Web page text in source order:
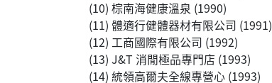
(10) 棕南海健康溫泉 (1990)
(11) 體適行健體器材有限公司 (1991)
(12) 工商國際有限公司 (1992)
(13) J&T 消閒極品專門店 (1993)
(14) 統領高爾夫全線專營心 (1993)